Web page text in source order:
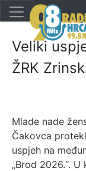
Veliki
ŽRK
Mlade nade
Čakovca
uspjeh na
„Brod 2026.“.